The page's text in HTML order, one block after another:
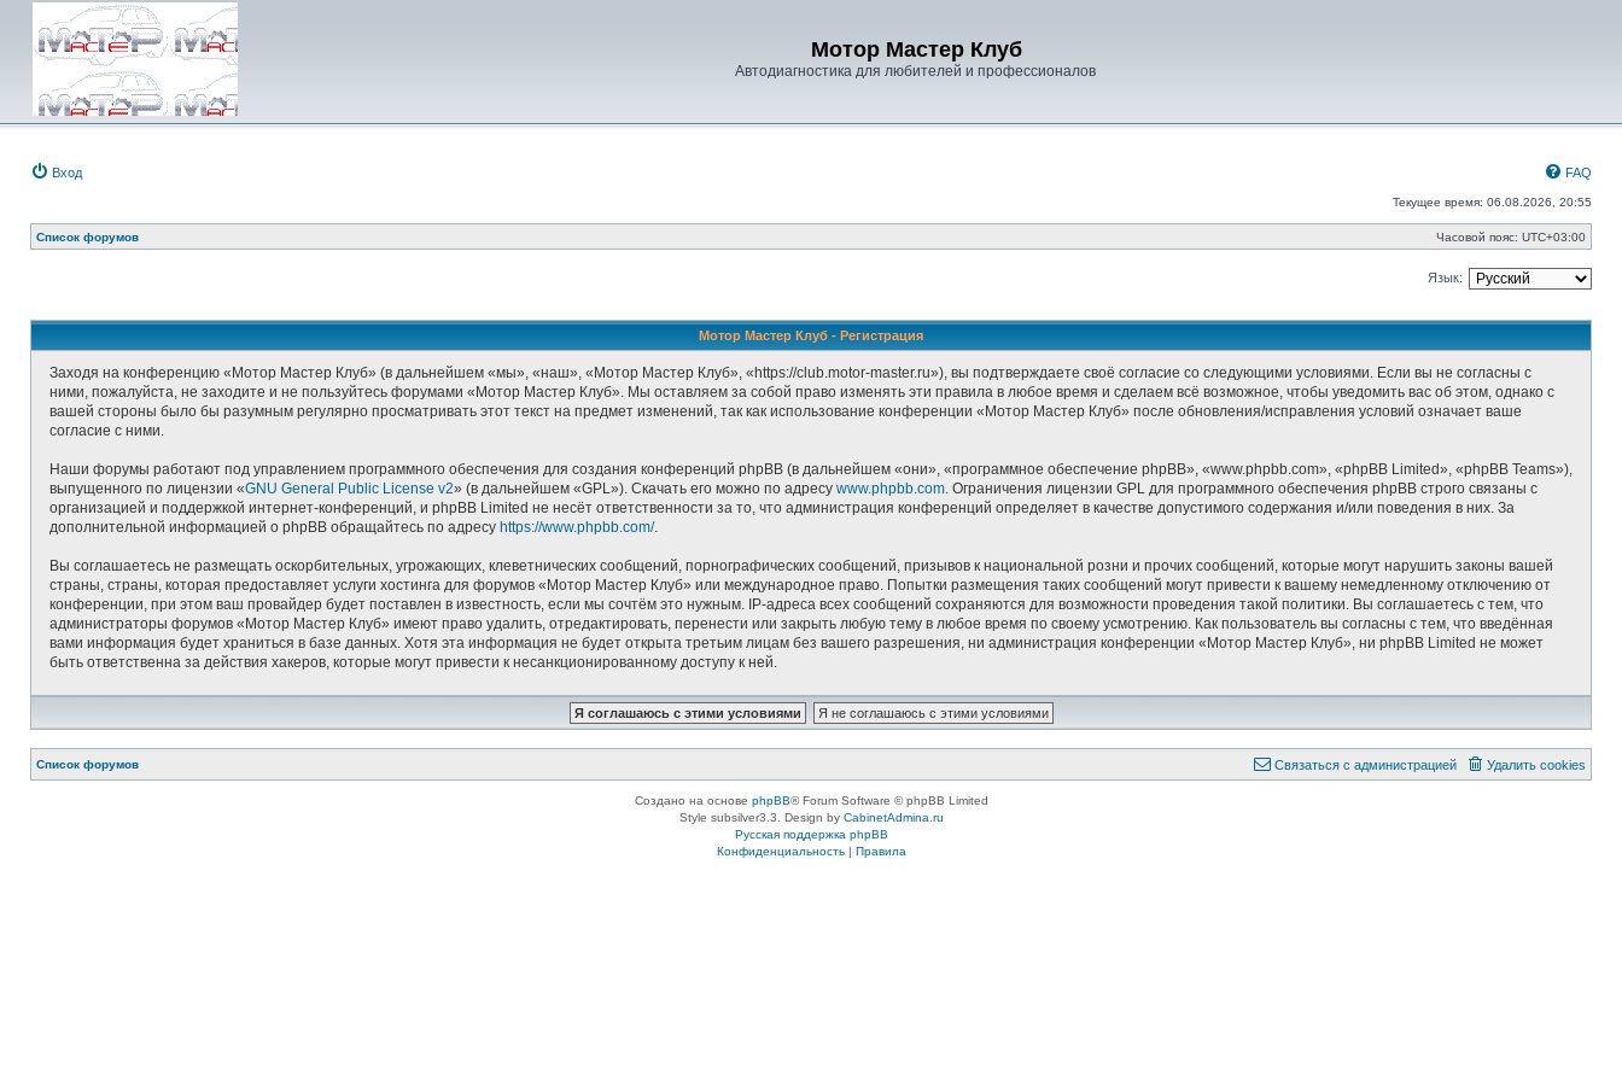
Мотор Мастер Клуб
Автодиагностика для любителей и профессионалов
Вход FAQ
Текущее время: 06.08.2026, 20:55
Список форумов Часовой пояс: UTC+03:00
Язык:
Мотор Мастер Клуб - Регистрация
Заходя на конференцию «Мотор Мастер Клуб» (в дальнейшем «мы», «наш», «Мотор Мастер Клуб», «https://club.motor-master.ru»), вы подтверждаете своё согласие со следующими условиями. Если вы не согласны с
ними, пожалуйста, не заходите и не пользуйтесь форумами «Мотор Мастер Клуб». Мы оставляем за собой право изменять эти правила в любое время и сделаем всё возможное, чтобы уведомить вас об этом, однако с
вашей стороны было бы разумным регулярно просматривать этот текст на предмет изменений, так как использование конференции «Мотор Мастер Клуб» после обновления/исправления условий означает ваше
согласие с ними.
Наши форумы работают под управлением программного обеспечения для создания конференций phpBB (в дальнейшем «они», «программное обеспечение phpBB», «www.phpbb.com», «phpBB Limited», «phpBB Teams»),
выпущенного по лицензии «GNU General Public License v2» (в дальнейшем «GPL»). Скачать его можно по адресу www.phpbb.com. Ограничения лицензии GPL для программного обеспечения phpBB строго связаны с
организацией и поддержкой интернет-конференций, и phpBB Limited не несёт ответственности за то, что администрация конференций определяет в качестве допустимого содержания и/или поведения в них. За
дополнительной информацией о phpBB обращайтесь по адресу https://www.phpbb.com/.
Вы соглашаетесь не размещать оскорбительных, угрожающих, клеветнических сообщений, порнографических сообщений, призывов к национальной розни и прочих сообщений, которые могут нарушить законы вашей
страны, страны, которая предоставляет услуги хостинга для форумов «Мотор Мастер Клуб» или международное право. Попытки размещения таких сообщений могут привести к вашему немедленному отключению от
конференции, при этом ваш провайдер будет поставлен в известность, если мы сочтём это нужным. IP-адреса всех сообщений сохраняются для возможности проведения такой политики. Вы соглашаетесь с тем, что
администраторы форумов «Мотор Мастер Клуб» имеют право удалить, отредактировать, перенести или закрыть любую тему в любое время по своему усмотрению. Как пользователь вы согласны с тем, что введённая
вами информация будет храниться в базе данных. Хотя эта информация не будет открыта третьим лицам без вашего разрешения, ни администрация конференции «Мотор Мастер Клуб», ни phpBB Limited не может
быть ответственна за действия хакеров, которые могут привести к несанкционированному доступу к ней.
Список форумов Удалить cookies
Связаться с администрацией
Создано на основе phpBB® Forum Software © phpBB Limited
Style subsilver3.3. Design by CabinetAdmina.ru
Русская поддержка phpBB
Конфиденциальность| Правила